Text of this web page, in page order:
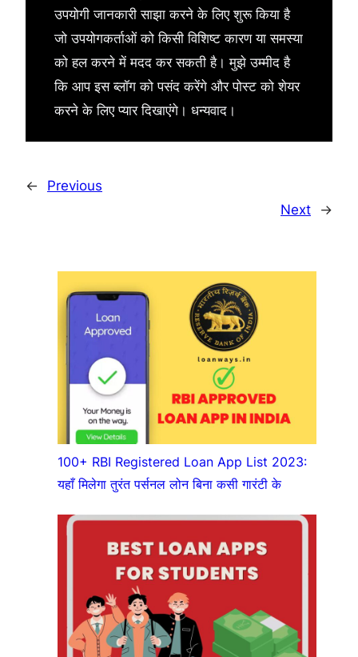
उपयोगी जानकारी साझा करने के लिए शुरू किया है
जो उपयोगकर्ताओं को किसी विशिष्ट कारण या समस्या
को हल करने में मदद कर सकती है। मुझे उम्मीद है
कि आप इस ब्लॉग को पसंद करेंगे और पोस्ट को शेयर
करने के लिए प्यार दिखाएंगे। धन्यवाद।
←
Previous
Next
→
100+ RBI Registered Loan App List 2023:
यहाँ मिलेगा तुरंत पर्सनल लोन बिना कसी गारंटी के